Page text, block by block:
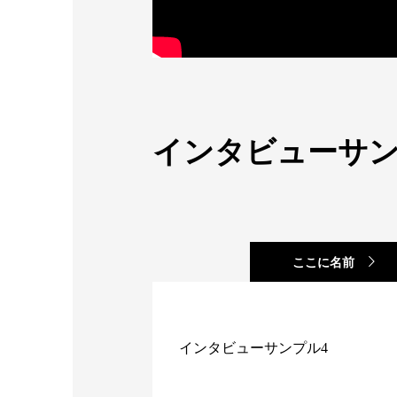
インタビューサ
ここに名前
インタビューサンプル4